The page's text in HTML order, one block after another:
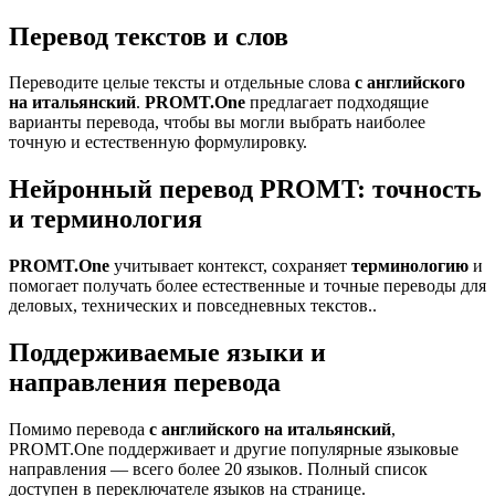
Перевод текстов и слов
Переводите целые тексты и отдельные слова с английского
на итальянский. PROMT.One предлагает подходящие
варианты перевода, чтобы вы могли выбрать наиболее
точную и естественную формулировку.
Нейронный перевод PROMT: точность
и терминология
PROMT.One учитывает контекст, сохраняет терминологию и
помогает получать более естественные и точные переводы для
деловых, технических и повседневных текстов..
Поддерживаемые языки и
направления перевода
Помимо перевода с английского на итальянский,
PROMT.One поддерживает и другие популярные языковые
направления — всего более 20 языков. Полный список
доступен в переключателе языков на странице.